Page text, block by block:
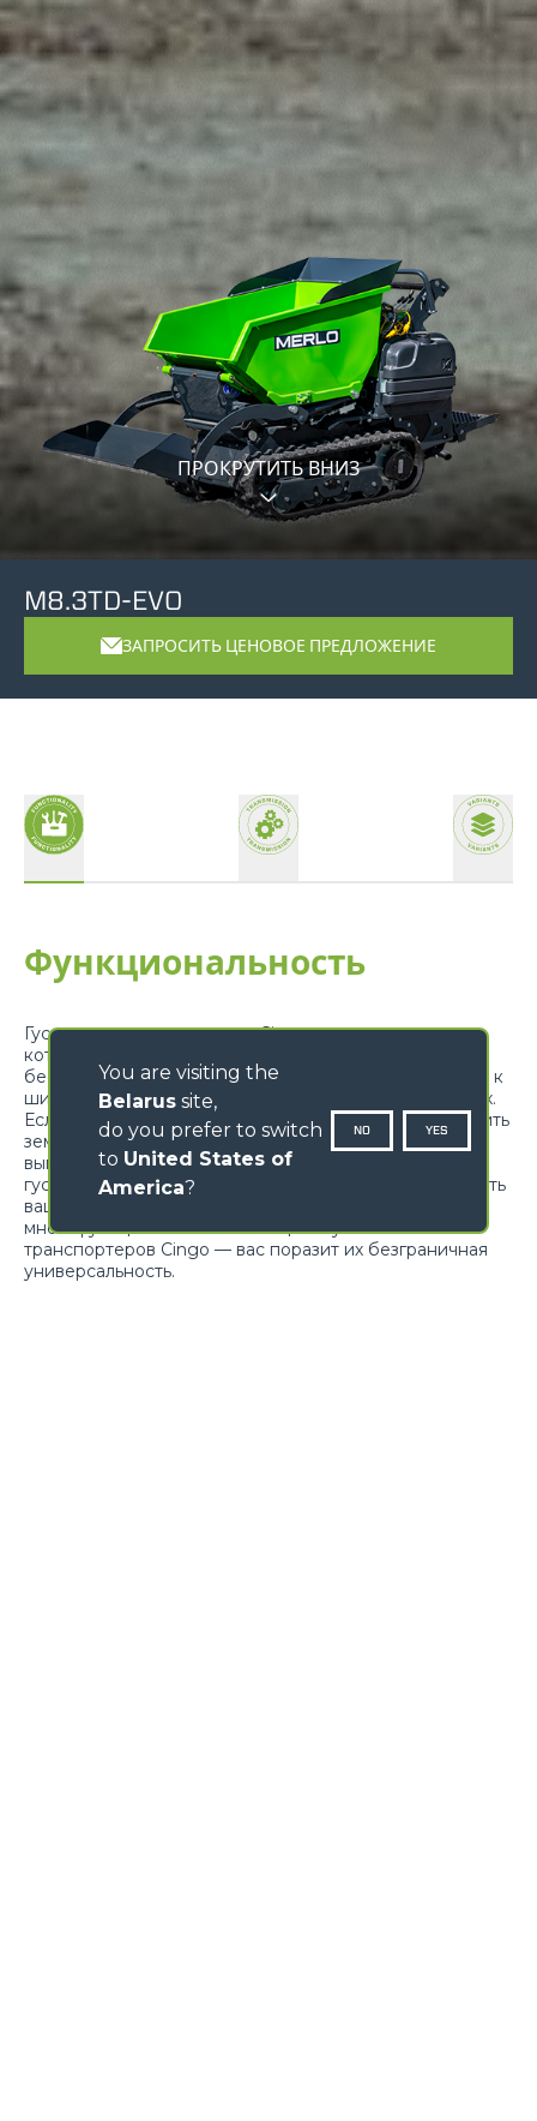
ПРОКРУТИТЬ ВНИЗ
M8.3TD-EVO
ЗАПРОСИТЬ ЦЕНОВОЕ ПРЕДЛОЖЕНИЕ
Функциональность
Гусеничные транспортеры Cingo — это машины,
которые превзойдут ваши ожидания, предложив
беспрецедентную универсальность, адаптируемость к
широкому спектру применений в различных отраслях.
Если вам требуется перевезти материалы, переместить
землю, добраться до труднодоступных мест или
выполнить работы по техническому обслуживанию,
гусеничные транспортеры Cingo готовы удовлетворить
ваши потребности. Откройте для себя
многофункциональный потенциал гусеничных
транспортеров Cingo — вас поразит их безграничная
универсальность.
You are visiting the
Belarus site,
do you prefer to switch
to United States of
America?
NO YES